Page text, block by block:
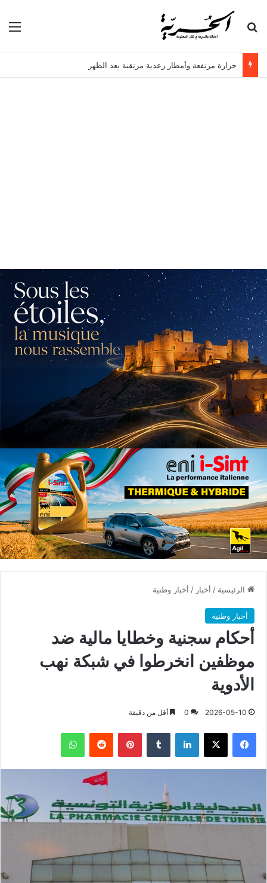
بحث عن
حرارة مرتفعة وأمطار رعدية مرتقبة بعد الظهر
الرئيسية / أخبار / أخبار وطنية
أخبار وطنية
أحكام سجنية وخطايا مالية ضد
موظفين انخرطوا في شبكة نهب
الأدوية
2026-05-10
0 أقل من دقيقة
فيسبوك X لينكدإن بينتيريست واتساب